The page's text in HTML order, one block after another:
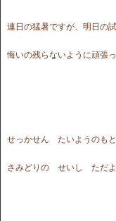
連日の猛暑ですが、明日の
悔いの残らないように頑張
せっかせん たいようのも
さみどりの せいし ただ